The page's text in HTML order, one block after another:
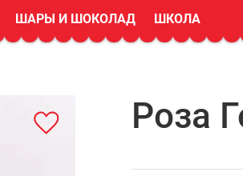
ШАРЫ И ШОКОЛАД ШКОЛА
Роза